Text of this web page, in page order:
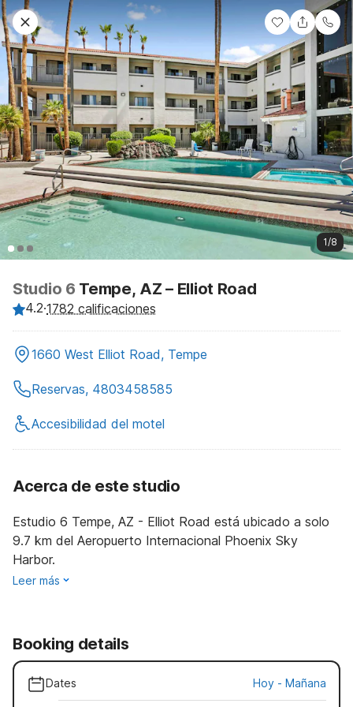
1/8
Studio 6 Tempe, AZ – Elliot Road
4.2·1782 calificaciones
1660 West Elliot Road, Tempe
Reservas, 4803458585
Accesibilidad del motel
Acerca de este studio
Estudio 6 Tempe, AZ - Elliot Road está ubicado a solo
9.7 km del Aeropuerto Internacional Phoenix Sky
Harbor.
Leer más
Booking details
Dates Hoy - Mañana